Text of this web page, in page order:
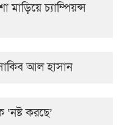
চ্যাম্পিয়ন্স
আল হাসান
করছে’